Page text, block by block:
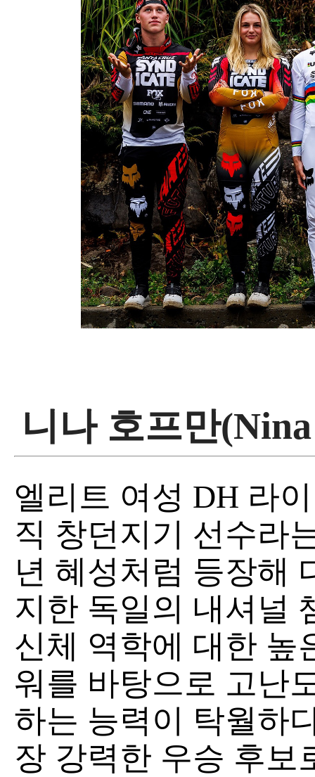
니나 호프만
엘리트 여성 DH 라
직 창던지기 선수라
년 혜성처럼 등장해
지한 독일의 내셔널
신체 역학에 대한 높
워를 바탕으로 고난
하는 능력이 탁월하
장 강력한 우승 후보